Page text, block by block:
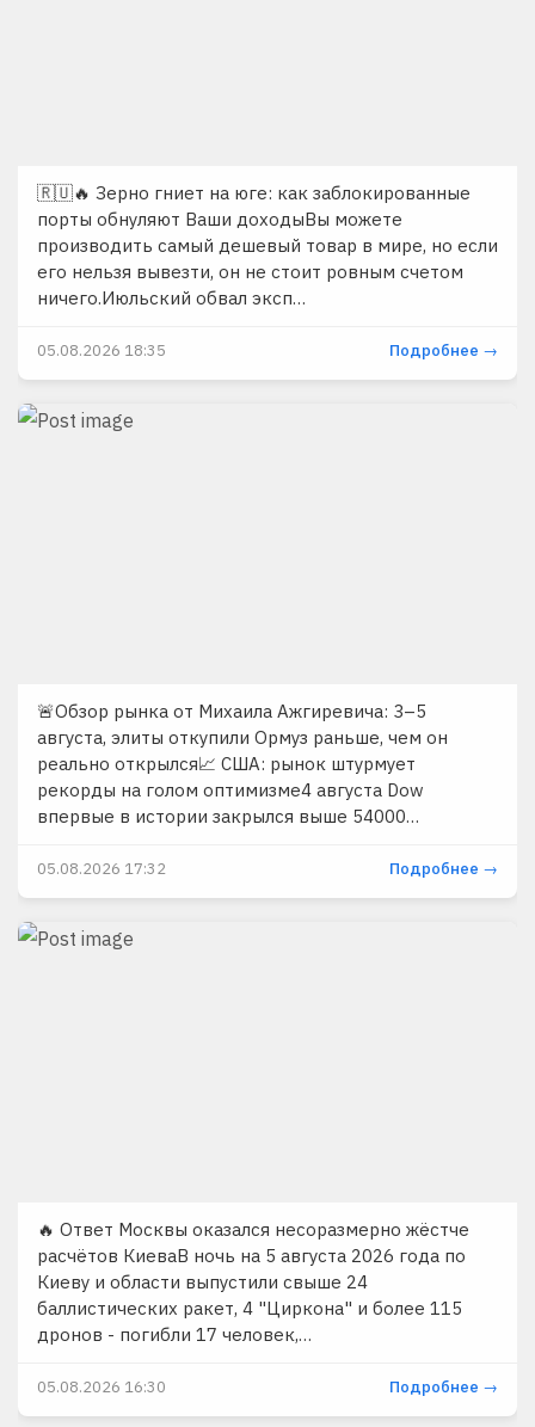
🇷🇺🔥 Зерно гниет на юге: как заблокированные
порты обнуляют Ваши доходыВы можете
производить самый дешевый товар в мире, но если
его нельзя вывезти, он не стоит ровным счетом
ничего.Июльский обвал эксп…
05.08.2026 18:35 Подробнее →
🚨Обзор рынка от Михаила Ажгиревича: 3–5
августа, элиты откупили Ормуз раньше, чем он
реально открылся📈 США: рынок штурмует
рекорды на голом оптимизме4 августа Dow
впервые в истории закрылся выше 54000…
05.08.2026 17:32 Подробнее →
🔥 Ответ Москвы оказался несоразмерно жёстче
расчётов КиеваВ ночь на 5 августа 2026 года по
Киеву и области выпустили свыше 24
баллистических ракет, 4 "Циркона" и более 115
дронов - погибли 17 человек,…
05.08.2026 16:30 Подробнее →